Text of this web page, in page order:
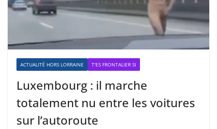
ACTUALITÉ HORS LORRAINE T'ES FRONTALIER SI
Luxembourg : il marche
totalement nu entre les voitures
sur l’autoroute